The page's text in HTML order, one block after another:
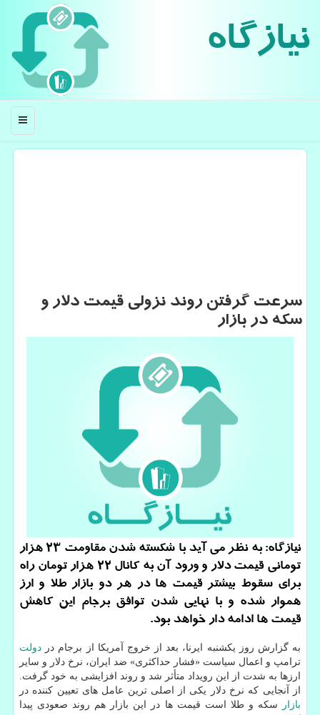
نیازگاه
منو
سرعت گرفتن روند نزولی قیمت دلار و
سكه در بازار
نیازگاه: به نظر می آید با شکسته شدن مقاومت ۲۳ هزار
تومانی قیمت دلار و ورود آن به کانال ۲۲ هزار تومان راه
برای سقوط بیشتر قیمت ها در هر دو بازار طلا و ارز
هموار شده و با نهایی شدن توافق برجام این کاهش
قیمت ها ادامه دار خواهد بود.
به گزارش روز یکشنبه ایرنا، بعد از خروج آمریکا از برجام در دولت
ترامپ و اعمال سیاست «فشار حداکثری» ضد ایران، نرخ دلار و سایر
ارزها به شدت از این رویداد متأثر شد و روند افزایشی به خود گرفت.
از آنجایی که نرخ دلار یکی از اصلی ترین عامل های تعیین کننده در
بازار
سکه و طلا است قیمت ها در این بازار هم روند صعودی پیدا